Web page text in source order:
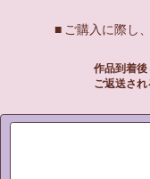
■ ご購入に際し
作品到着
ご返送され